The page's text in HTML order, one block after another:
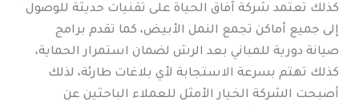
كذلك تعتمد شركة آفاق الحياة على تقنيات حديثة للوصول
إلى جميع أماكن تجمع النمل الأبيض، كما تقدم برامج
صيانة دورية للمباني بعد الرش لضمان استمرار الحماية،
كذلك تهتم بسرعة الاستجابة لأي بلاغات طارئة، لذلك
أصبحت الشركة الخيار الأمثل للعملاء الباحثين عن